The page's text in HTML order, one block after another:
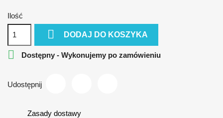
Ilość
 DODAJ DO KOSZYKA
 Dostępny - Wykonujemy po zamówieniu
Udostępnij
Zasady dostawy